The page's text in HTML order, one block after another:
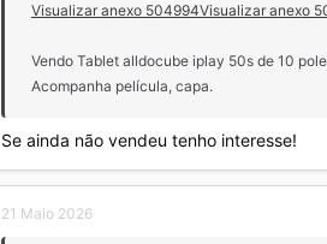
Visualizar anexo 504994Visualizar anexo
Vendo Tablet alldocube iplay 50s de 10
Acompanha película, capa.
Se ainda não vendeu tenho interesse!
21 Maio 2026